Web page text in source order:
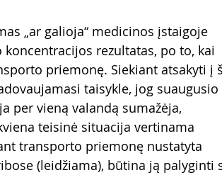
„ar galioja“ medicinos įstaigoje
rezultatas, po to, kai
priemonę. Siekiant atsakyti į
taisykle, jog suaugusio
per vieną valandą sumažėja,
teisinė situacija vertinama
transporto priemonę nustatyta
(leidžiama), būtina ją palyginti